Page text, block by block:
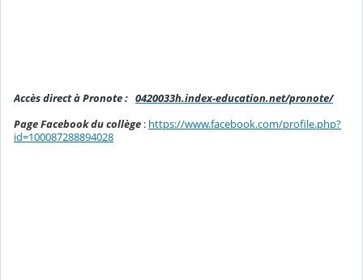
Accès direct à Pronote : 0420033h.index-education.net/pronote/
Page Facebook du collège : https://www.facebook.com/profile.php?
id=100087288894028